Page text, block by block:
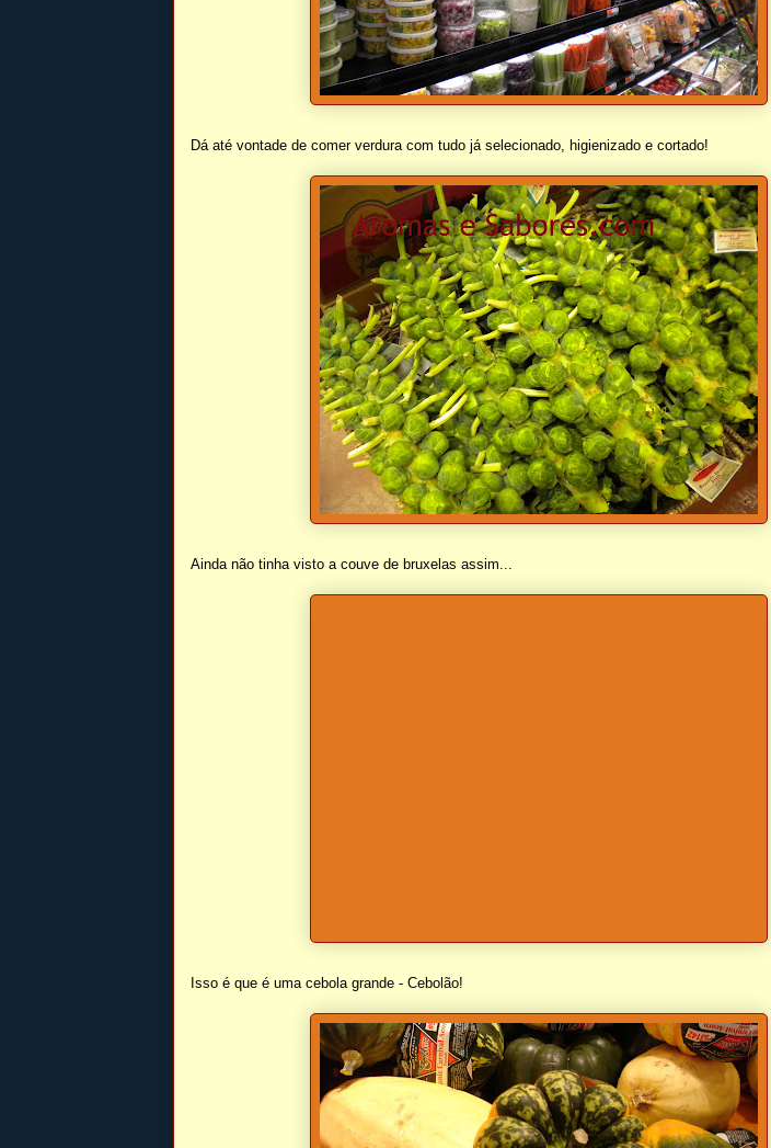
Dá até vontade de comer verdura com tudo já selecionado, higienizado e cortado!
Ainda não tinha visto a couve de bruxelas assim...
Isso é que é uma cebola grande - Cebolão!